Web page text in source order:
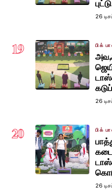
26
19 பிக்
26
20 பிக்
26